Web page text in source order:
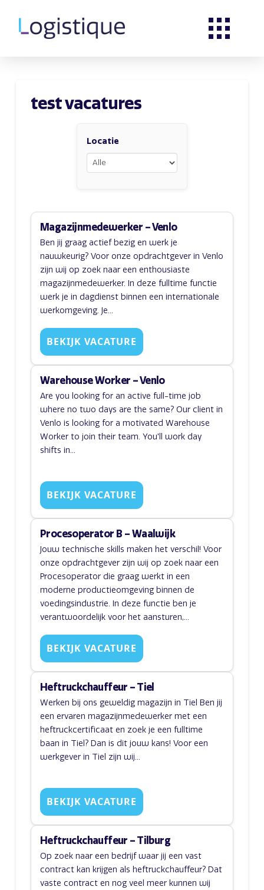
test vacatures
Locatie
Magazijnmedewerker – Venlo
Ben jij graag actief bezig en werk je
nauwkeurig? Voor onze opdrachtgever in Venlo
zijn wij op zoek naar een enthousiaste
magazijnmedewerker. In deze fulltime functie
werk je in dagdienst binnen een internationale
werkomgeving. Je...
BEKIJK VACATURE
Warehouse Worker – Venlo
Are you looking for an active full-time job
where no two days are the same? Our client in
Venlo is looking for a motivated Warehouse
Worker to join their team. You'll work day
shifts in...
BEKIJK VACATURE
Procesoperator B – Waalwijk
Jouw technische skills maken het verschil! Voor
onze opdrachtgever zijn wij op zoek naar een
Procesoperator die graag werkt in een
moderne productieomgeving binnen de
voedingsindustrie. In deze functie ben je
verantwoordelijk voor het aansturen,...
BEKIJK VACATURE
Heftruckchauffeur – Tiel
Werken bij ons geweldig magazijn in Tiel Ben jij
een ervaren magazijnmedewerker met een
heftruckcertificaat en zoek je een fulltime
baan in Tiel? Dan is dit jouw kans! Voor een
werkgever in Tiel zijn wij...
BEKIJK VACATURE
Heftruckchauffeur – Tilburg
Op zoek naar een bedrijf waar jij een vast
contract kan krijgen als heftruckchauffeur? Dat
vaste contract en nog veel meer kunnen wij